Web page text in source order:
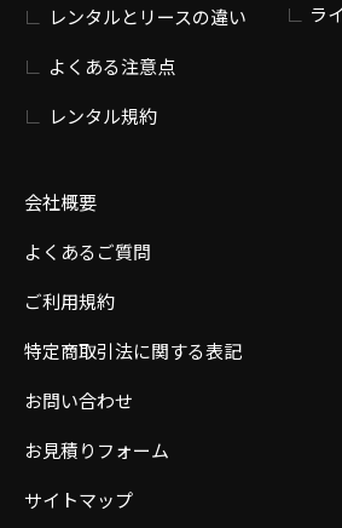
レンタルとリースの違い
よくある注意点
レンタル規約
会社概要
よくあるご質問
ご利用規約
特定商取引法に関する表記
お問い合わせ
お見積りフォーム
サイトマップ
ラ